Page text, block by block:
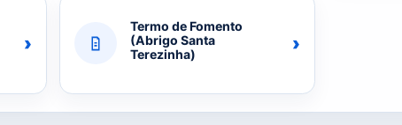
›
Termo de Fomento
(Abrigo Santa
Terezinha)
›